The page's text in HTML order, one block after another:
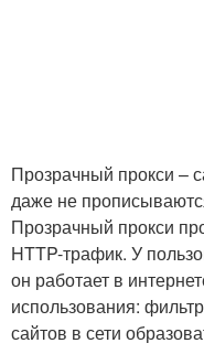
Прозрачный прокси –
даже не
Прозрачный прокси
HTTP-трафик. У
он работает в
использования:
сайтов в сети